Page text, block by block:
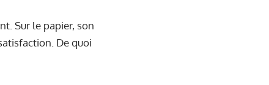
Sur le papier, son
De quoi